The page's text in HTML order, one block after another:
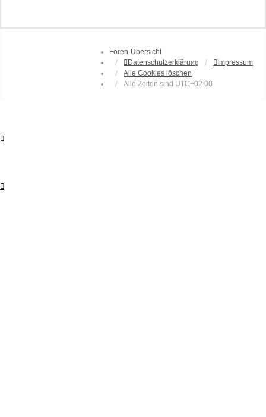
Foren-Übersicht
Datenschutzerklärung
Impressum
Alle Cookies löschen
Alle Zeiten sind UTC+02:00